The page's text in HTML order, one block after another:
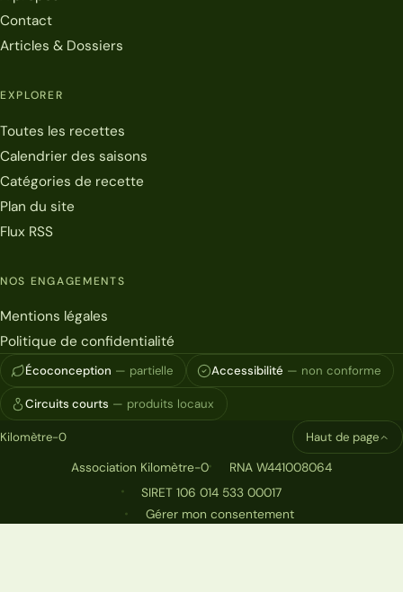
Contact
Articles & Dossiers
EXPLORER
Toutes les recettes
Calendrier des saisons
Catégories de recette
Plan du site
Flux RSS
NOS ENGAGEMENTS
Mentions légales
Politique de confidentialité
Écoconception — partielle Accessibilité — non conforme
Circuits courts — produits locaux
Kilomètre-0
Association Kilomètre-0
RNA W441008064
SIRET 106 014 533 00017
Gérer mon consentement
Haut de page